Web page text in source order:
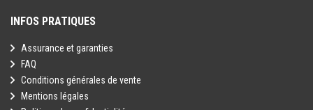
INFOS PRATIQUES
Assurance et garanties
FAQ
Conditions générales de vente
Mentions légales